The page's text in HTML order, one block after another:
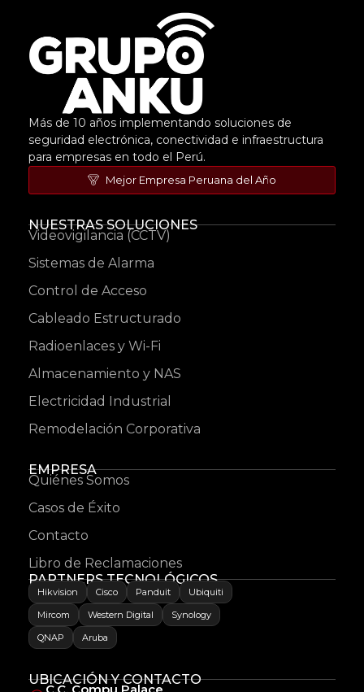
Más de 10 años implementando soluciones de
seguridad electrónica, conectividad e infraestructura
para empresas en todo el Perú.
Mejor Empresa Peruana del Año
NUESTRAS SOLUCIONES
Videovigilancia (CCTV)
Sistemas de Alarma
Control de Acceso
Cableado Estructurado
Radioenlaces y Wi-Fi
Almacenamiento y NAS
Electricidad Industrial
Remodelación Corporativa
EMPRESA
Quiénes Somos
Casos de Éxito
Contacto
Libro de Reclamaciones
PARTNERS TECNOLÓGICOS
Hikvision Cisco Panduit
Ubiquiti
Mircom
Western Digital
Synology
QNAP
Aruba
UBICACIÓN Y CONTACTO
C.C. Compu Palace